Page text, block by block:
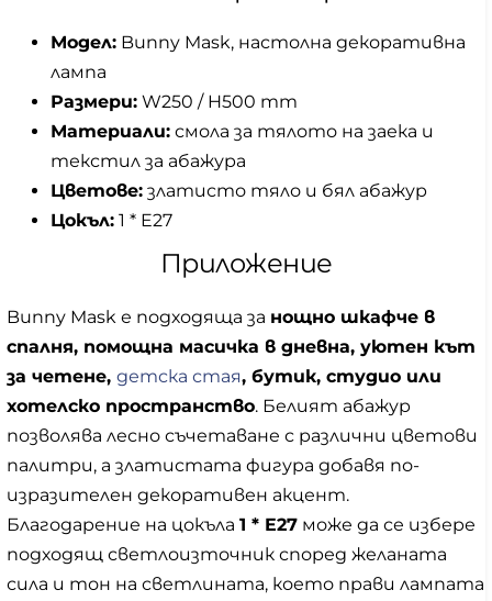
Модел: Bunny Mask, настолна декоративна
лампа
Размери: W250 / H500 mm
Материали: смола за тялото на заека и
текстил за абажура
Цветове: златисто тяло и бял абажур
Цокъл: 1 * E27
Приложение
Bunny Mask е подходяща за нощно шкафче в
спалня, помощна масичка в дневна, уютен кът
за четене, детска стая, бутик, студио или
хотелско пространство. Белият абажур
позволява лесно съчетаване с различни цветови
палитри, а златистата фигура добавя по-
изразителен декоративен акцент.
Благодарение на цокъла 1 * E27 може да се избере
подходящ светлоизточник според желаната
сила и тон на светлината, което прави лампата